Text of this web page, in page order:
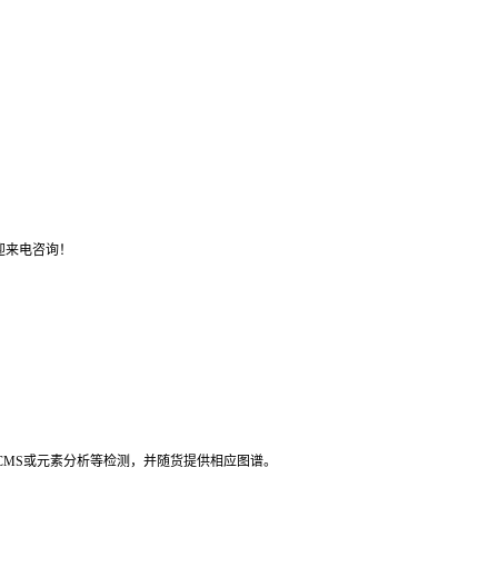
电咨询！
或元素分析等检测，并随货提供相应图谱。